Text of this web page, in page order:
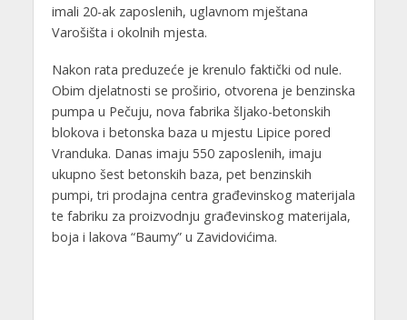
imali 20-ak zaposlenih, uglavnom mještana
Varošišta i okolnih mjesta.
Nakon rata preduzeće je krenulo faktički od nule.
Obim djelatnosti se proširio, otvorena je benzinska
pumpa u Pečuju, nova fabrika šljako-betonskih
blokova i betonska baza u mjestu Lipice pored
Vranduka. Danas imaju 550 zaposlenih, imaju
ukupno šest betonskih baza, pet benzinskih
pumpi, tri prodajna centra građevinskog materijala
te fabriku za proizvodnju građevinskog materijala,
boja i lakova “Baumy” u Zavidovićima.